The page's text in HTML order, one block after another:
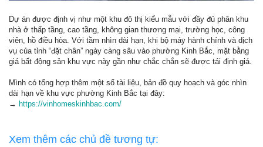
Dự án được định vị như một khu đô thị kiểu mẫu với đầy đủ phân khu
nhà ở thấp tầng, cao tầng, không gian thương mại, trường học, công
viên, hồ điều hòa. Với tầm nhìn dài hạn, khi bộ máy hành chính và dịch
vụ của tỉnh “đặt chân” ngày càng sâu vào phường Kinh Bắc, mặt bằng
giá bất động sản khu vực này gần như chắc chắn sẽ được tái định giá.
Mình có tổng hợp thêm một số tài liệu, bản đồ quy hoạch và góc nhìn
dài hạn về khu vực phường Kinh Bắc tại đây:
→ https://vinhomeskinhbac.com/
Xem thêm các chủ đề tương tự: